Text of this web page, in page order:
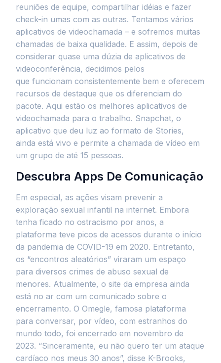
reuniões de equipe, compartilhar idéias e fazer
check-in umas com as outras. Tentamos vários
aplicativos de videochamada – e sofremos muitas
chamadas de baixa qualidade. E assim, depois de
considerar quase uma dúzia de aplicativos de
videoconferência, decidimos pelos
que funcionam consistentemente bem e oferecem
recursos de destaque que os diferenciam do
pacote. Aqui estão os melhores aplicativos de
videochamada para o trabalho. Snapchat, o
aplicativo que deu luz ao formato de Stories,
ainda está vivo e permite a chamada de vídeo em
um grupo de até 15 pessoas.
Descubra Apps De Comunicação
Em especial, as ações visam prevenir a
exploração sexual infantil na internet. Embora
tenha ficado no ostracismo por anos, a
plataforma teve picos de acessos durante o início
da pandemia de COVID-19 em 2020. Entretanto,
os “encontros aleatórios” viraram um espaço
para diversos crimes de abuso sexual de
menores. Atualmente, o site da empresa ainda
está no ar com um comunicado sobre o
encerramento. O Omegle, famosa plataforma
para conversar, por vídeo, com estranhos do
mundo todo, foi encerrado em novembro de
2023. “Sinceramente, eu não quero ter um ataque
cardíaco nos meus 30 anos”, disse K-Brooks,